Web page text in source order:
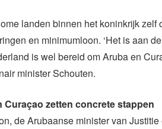
landen binnen het koninkrijk
en minimumloon. ‘Het is aan
is wel bereid om Aruba en
minister Schouten.
Curaçao zetten concrete stappen
de Arubaanse ministervan Justitie